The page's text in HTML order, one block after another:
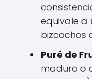
equivale a
bizcochos
Puré de
maduro o